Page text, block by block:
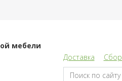
мебели
Доставка